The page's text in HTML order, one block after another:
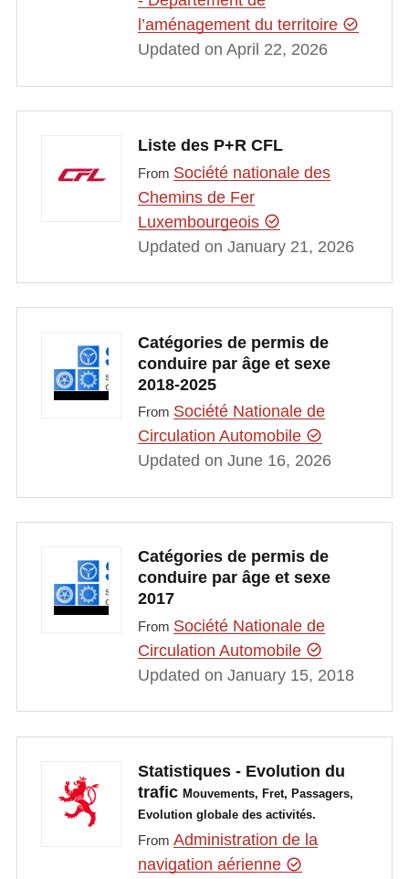
l’aménagement du territoire
Updated on April 22, 2026
Liste des P+R CFL
From Société nationale des
Chemins de Fer
Luxembourgeois
Updated on January 21, 2026
Catégories de permis de
conduire par âge et sexe
2018-2025
From Société Nationale de
Circulation Automobile
Updated on June 16, 2026
Catégories de permis de
conduire par âge et sexe
2017
From Société Nationale de
Circulation Automobile
Updated on January 15, 2018
Statistiques - Evolution du
trafic Mouvements, Fret, Passagers,
Evolution globale des activités.
From Administration de la
navigation aérienne